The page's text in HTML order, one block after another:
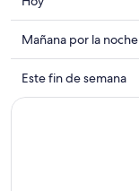
los
precios
cerca
de
Playa
Consultar
precios
cerca
de
Mañana por la noche
Consultar
precios
Este fin de semana